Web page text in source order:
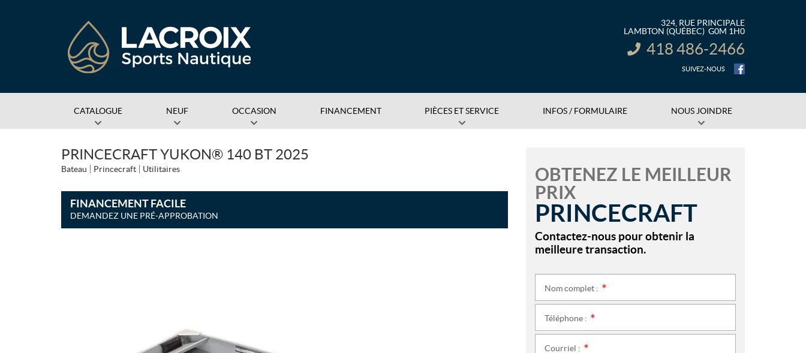
324, RUE PRINCIPALE
LAMBTON (QUÉBEC) G0M 1H0
INFORMATION :
418 486-2466
SUIVEZ-NOUS
CATALOGUE NEUF OCCASION FINANCEMENT PIÈCES ET SERVICE INFOS / FORMULAIRE NOUS JOINDRE
PRINCECRAFT YUKON® 140 BT 2025
Bateau Princecraft Utilitaires
FINANCEMENT FACILE
DEMANDEZ UNE PRÉ-APPROBATION
OBTENEZ LE MEILLEUR
PRIX
PRINCECRAFT
Contactez-nous pour obtenir la
meilleure transaction.
Nom complet :
Téléphone :
Courriel :